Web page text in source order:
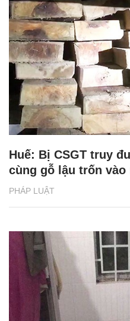
PHÁP LUẬT
Huế: Bị CSGT truy
cùng gỗ lậu trốn vào